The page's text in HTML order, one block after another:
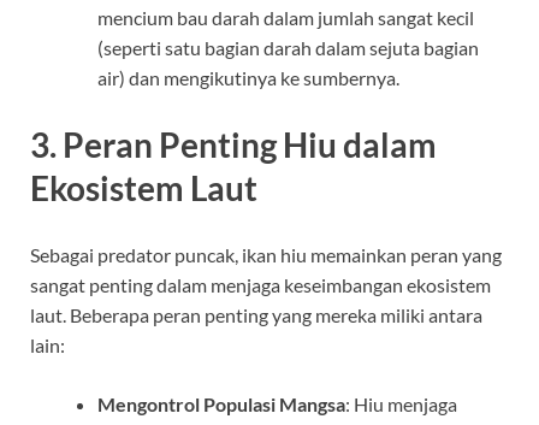
mencium bau darah dalam jumlah sangat kecil
(seperti satu bagian darah dalam sejuta bagian
air) dan mengikutinya ke sumbernya.
3. Peran Penting Hiu dalam
Ekosistem Laut
Sebagai predator puncak, ikan hiu memainkan peran yang
sangat penting dalam menjaga keseimbangan ekosistem
laut. Beberapa peran penting yang mereka miliki antara
lain:
Mengontrol Populasi Mangsa: Hiu menjaga